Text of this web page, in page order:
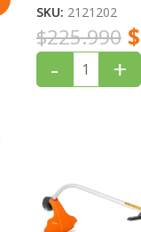
SKU: 2121202
$225.990 $
- +